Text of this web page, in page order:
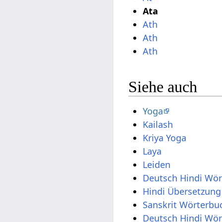
Ata
Ath
Ath
Ath
Siehe auch
Yoga
Kailash
Kriya Yoga
Laya
Leiden
Deutsch Hindi
Hindi Übersetzung
Sanskrit
Deutsch Hindi